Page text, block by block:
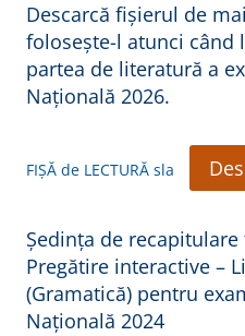
Descarcă fișierul de
folosește-l atunci când
partea de literatură a
Națională 2026.
FIȘĂ de LECTURĂ sla
Ședința de
Pregătire interactive –
(Gramatică) pentru
Națională 2024